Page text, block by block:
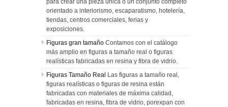
para crear una pieza única o un conjunto completo
orientado a interiorismo, escaparatismo, hotelería,
tiendas, centros comerciales, ferias y
exposiciones.
Figuras gran tamaño Contamos con el catálogo
más amplio en figuras a tamaño real o figuras
realísticas fabricadas en resina y fibra de vidrio.
Figuras Tamaño Real Las figuras a tamaño real,
figuras realísticas o figuras de resina están
fabricadas con materiales de máxima calidad,
fabricadas en resina, fibra de vidrio, porexpan con